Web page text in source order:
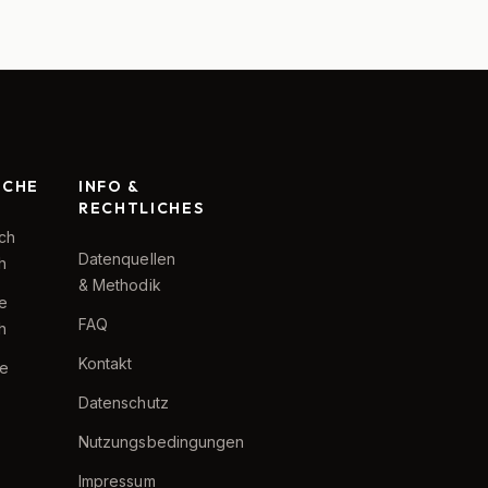
INFO &
RECHTLICHES
Datenquellen
& Methodik
FAQ
Kontakt
Datenschutz
Nutzungsbedingungen
Impressum